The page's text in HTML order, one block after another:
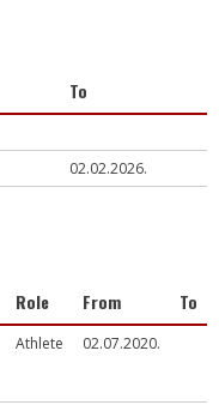
To
02.02.2026.
Role From To
Athlete 02.07.2020.